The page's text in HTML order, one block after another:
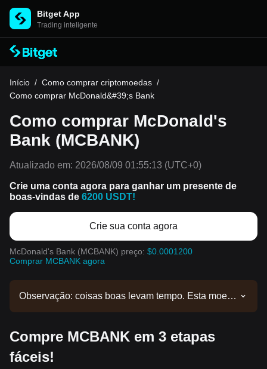
Bitget App
Trading inteligente
Início / Como comprar criptomoedas /
Como comprar McDonald&#39;s Bank
Como comprar McDonald's
Bank (MCBANK)
Atualizado em: 2026/08/09 01:55:13 (UTC+0)
Crie uma conta agora para ganhar um presente de
boas-vindas de 6200 USDT!
Crie sua conta agora
McDonald's Bank (MCBANK) preço: $0.0001200
Comprar MCBANK agora
Observação: coisas boas levam tempo. Esta moeda
Quando estiver disponível na Bitget, você poderá
mesmo tutorial se aplica a todas as criptomoedas
Compre MCBANK em 3 etapas
fáceis!